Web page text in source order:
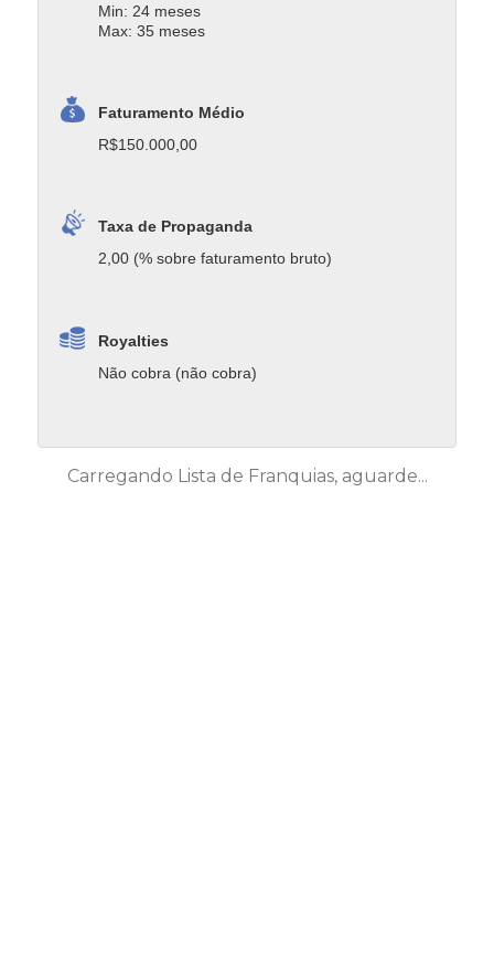
Min: 24 meses
Max: 35 meses
Faturamento Médio
R$150.000,00
Taxa de Propaganda
2,00 (% sobre faturamento bruto)
Royalties
Não cobra (não cobra)
Carregando Lista de Franquias, aguarde...